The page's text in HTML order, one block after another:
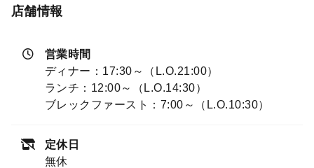
店舗情報
営業時間
ディナー：17:30～（L.O.21:00）
ランチ：12:00～（L.O.14:30）
ブレックファースト：7:00～（L.O.10:30）
定休日
無休